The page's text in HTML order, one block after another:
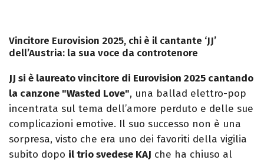
Vincitore Eurovision 2025, chi è il cantante ‘JJ’
dell’Austria: la sua voce da controtenore
JJ si è laureato vincitore di Eurovision 2025 cantando
la canzone "Wasted Love", una ballad elettro-pop
incentrata sul tema dell’amore perduto e delle sue
complicazioni emotive. Il suo successo non è una
sorpresa, visto che era uno dei favoriti della vigilia
subito dopo il trio svedese KAJ che ha chiuso al